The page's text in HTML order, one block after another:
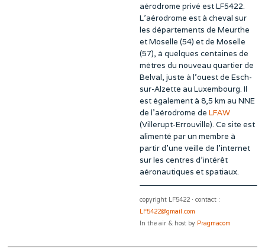
aérodrome privé est LF5422.
L’aérodrome est à cheval sur
les départements de Meurthe
et Moselle (54) et de Moselle
(57), à quelques centaines de
mètres du nouveau quartier de
Belval, juste à l’ouest de Esch-
sur-Alzette au Luxembourg. Il
est également à 8,5 km au NNE
de l’aérodrome de LFAW
(Villerupt-Errouville). Ce site est
alimenté par un membre à
partir d’une veille de l’internet
sur les centres d’intérêt
aéronautiques et spatiaux.
copyright LF5422 · contact :
LF5422@gmail.com
In the air & host by Pragmacom